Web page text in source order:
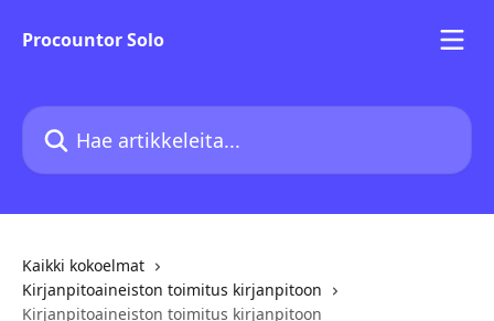
Procountor Solo
Hae artikkeleita...
Kaikki kokoelmat
Kirjanpitoaineiston toimitus kirjanpitoon
Kirjanpitoaineiston toimitus kirjanpitoon